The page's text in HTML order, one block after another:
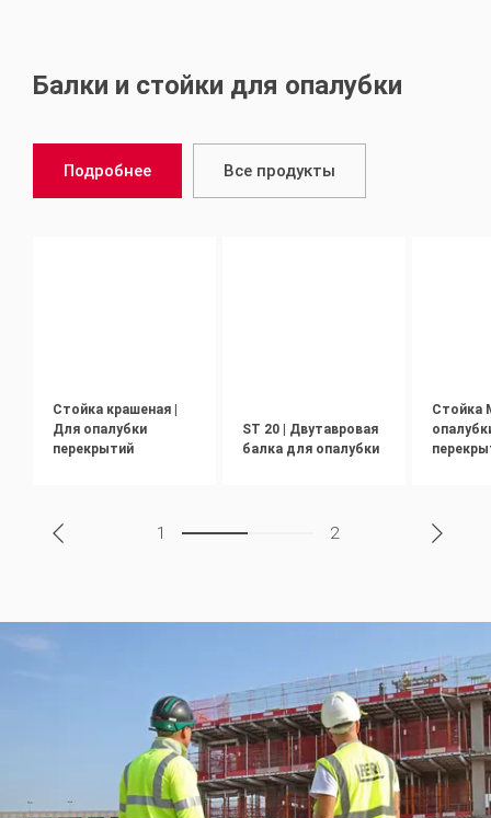
Балки и стойки для опалубки
Подробнее Все продукты
Стойка крашеная |
Для опалубки
перекрытий
ST 20 | Двутавровая
балка для опалубки
Стойка
1 2